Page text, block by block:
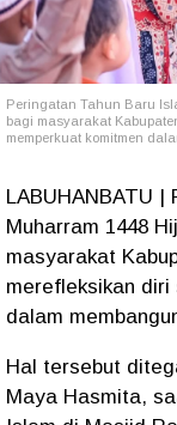
Peringatan Tahun Baru
bagi masyarakat
memperkuat komitmen
LABUHANBATU |
Muharram 1448
masyarakat
merefleksikan diri
dalam
Hal tersebut
Maya Hasmita,